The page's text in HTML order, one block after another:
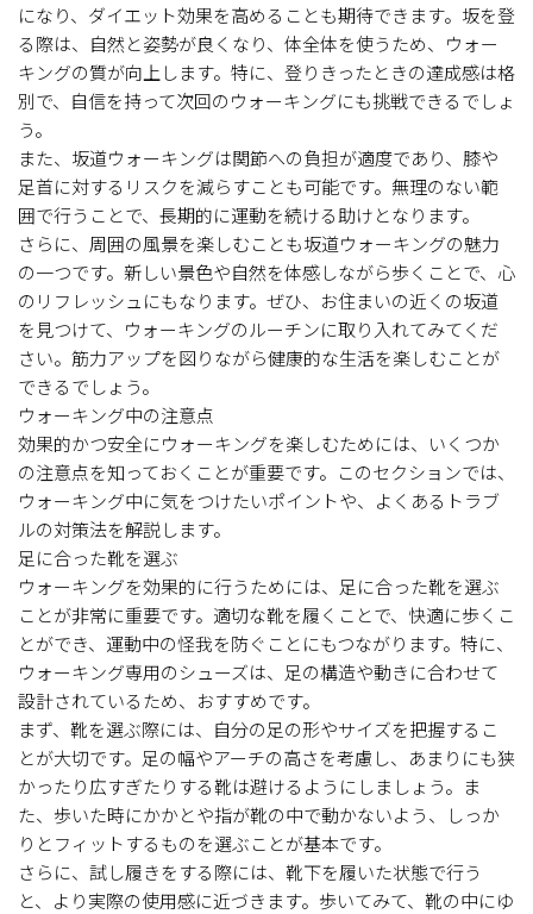
になり、ダイエット効果を高めることも期待できます。坂を登
る際は、自然と姿勢が良くなり、体全体を使うため、ウォー
キングの質が向上します。特に、登りきったときの達成感は格
別で、自信を持って次回のウォーキングにも挑戦できるでしょ
う。
また、坂道ウォーキングは関節への負担が適度であり、膝や
足首に対するリスクを減らすことも可能です。無理のない範
囲で行うことで、長期的に運動を続ける助けとなります。
さらに、周囲の風景を楽しむことも坂道ウォーキングの魅力
の一つです。新しい景色や自然を体感しながら歩くことで、心
のリフレッシュにもなります。ぜひ、お住まいの近くの坂道
を見つけて、ウォーキングのルーチンに取り入れてみてくだ
さい。筋力アップを図りながら健康的な生活を楽しむことが
できるでしょう。
ウォーキング中の注意点
効果的かつ安全にウォーキングを楽しむためには、いくつか
の注意点を知っておくことが重要です。このセクションでは、
ウォーキング中に気をつけたいポイントや、よくあるトラブ
ルの対策法を解説します。
足に合った靴を選ぶ
ウォーキングを効果的に行うためには、足に合った靴を選ぶ
ことが非常に重要です。適切な靴を履くことで、快適に歩くこ
とができ、運動中の怪我を防ぐことにもつながります。特に、
ウォーキング専用のシューズは、足の構造や動きに合わせて
設計されているため、おすすめです。
まず、靴を選ぶ際には、自分の足の形やサイズを把握するこ
とが大切です。足の幅やアーチの高さを考慮し、あまりにも狭
かったり広すぎたりする靴は避けるようにしましょう。ま
た、歩いた時にかかとや指が靴の中で動かないよう、しっか
りとフィットするものを選ぶことが基本です。
さらに、試し履きをする際には、靴下を履いた状態で行う
と、より実際の使用感に近づきます。歩いてみて、靴の中にゆ